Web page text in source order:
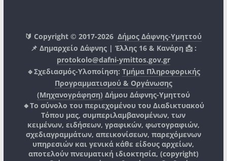
🔰 Copyright © 2017-2026Δήμος Δάφνης-Υμηττού
📌 Δημαρχείο Δάφνης | Έλλης 16 & Κανάρη 📩 :
protokolo@dafni-ymittos.gov.gr
🔹Σχεδιασμός-Υλοποίηση: Τμήμα Πληροφορικής
Προγραμματισμού & Οργάνωσης
(Μηχανογράφηση) Δήμου Δάφνης-Υμηττού
🔸Το σύνολο του περιεχομένου του Διαδικτυακού
Τόπου μας, συμπεριλαμβανομένων, των
κειμένων, ειδήσεων, γραφικών, φωτογραφιών,
σχεδιαγραμμάτων, απεικονίσεων, παρεχόμενων
υπηρεσιών και γενικά κάθε είδους αρχείων,
αποτελούν πνευματική ιδιοκτησία, (copyright)